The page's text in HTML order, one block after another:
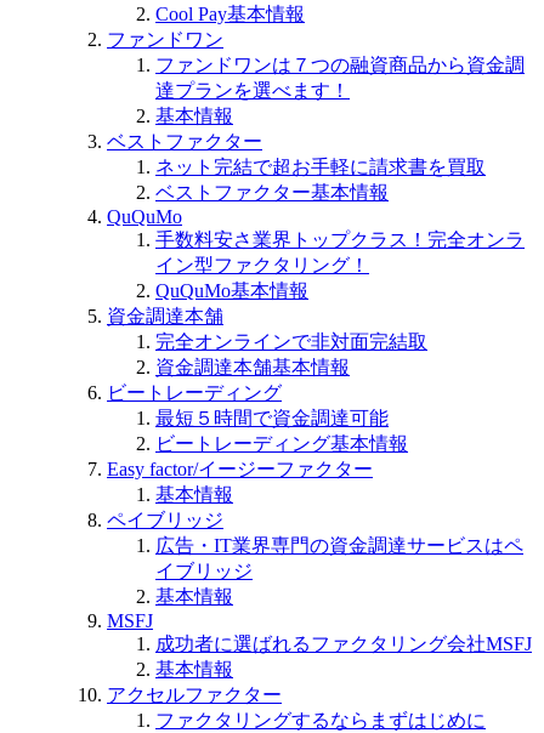
Cool Pay基本情報
ファンドワン
ファンドワンは７つの融資商品から資金調
達プランを選べます！
基本情報
ベストファクター
ネット完結で超お手軽に請求書を買取
ベストファクター基本情報
QuQuMo
手数料安さ業界トップクラス！完全オンラ
イン型ファクタリング！
QuQuMo基本情報
資金調達本舗
完全オンラインで非対面完結取
資金調達本舗基本情報
ビートレーディング
最短５時間で資金調達可能
ビートレーディング基本情報
Easy factor/イージーファクター
基本情報
ペイブリッジ
広告・IT業界専門の資金調達サービスはペ
イブリッジ
基本情報
MSFJ
成功者に選ばれるファクタリング会社MSFJ
基本情報
アクセルファクター
ファクタリングするならまずはじめに